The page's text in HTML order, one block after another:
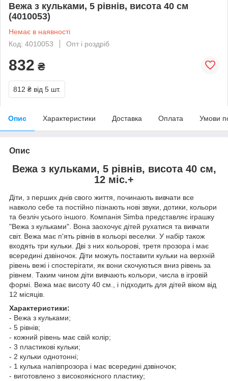
Вежа з кульками, 5 piвнiв, висота 40 см
(4010053)
Немає в наявності
Код: 4010053
Опт і роздріб
832 ₴
812 ₴ від 5 шт.
Опис Характеристики Доставка Оплата Умови
Опис
Вежа з кульками, 5 piвнiв, висота 40 см,
12 мic.+
Діти, з перших днів свого життя, починають вивчати все
навколо себе та постійно пізнають нові звуки, дотики, кольори
та безліч усього іншого. Компанія Simba представляє іграшку
"Вежа з кульками". Вона заохочує дітей рухатися та вивчати
світ. Вежа має п'ять рівнів в кольорі веселки. У набір також
входять три кульки. Дві з них кольорові, третя прозора і має
всередині дзвіночок. Діти можуть поставити кульки на верхній
рівень вежі і спостерігати, як вони скочуються вниз рівень за
рівнем. Таким чином діти вивчають кольори, числа в ігровій
формі. Вежа має висоту 40 см., і підходить для дітей віком від
12 місяців.
Характеристики:
- Вежа з кульками;
- 5 рівнів;
- кожний рівень має свій колір;
- 3 пластикові кульки;
- 2 кульки однотонні;
- 1 кулька напівпрозора і має всередині дзвіночок;
- виготовлено з високоякісного пластику;